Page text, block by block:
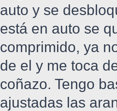
auto y se
está en auto se
comprimido, ya
de el y me toca
coñazo. Tengo
ajustadas las